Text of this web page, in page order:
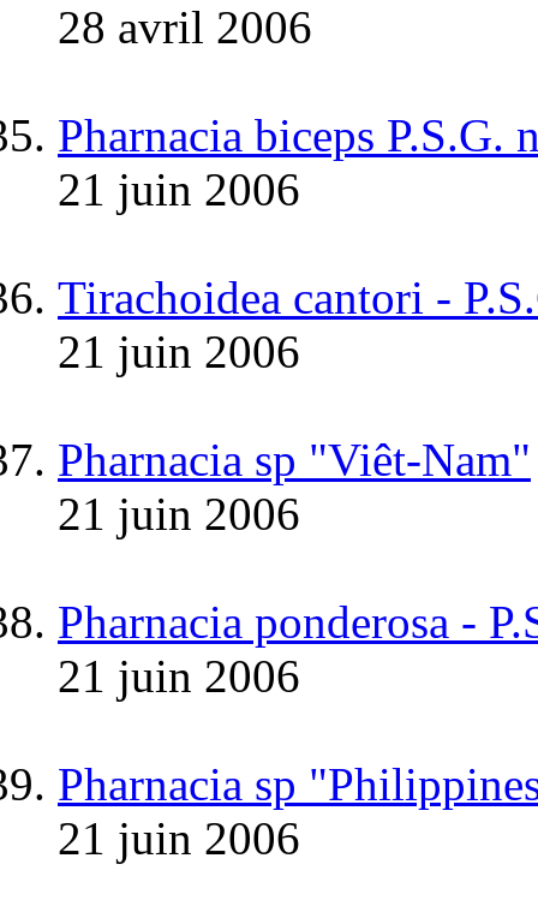
28 avril 2006
Pharnacia biceps P.S.G.
21 juin 2006
Tirachoidea cantori -
21 juin 2006
Pharnacia sp "Viêt-Nam"
21 juin 2006
Pharnacia ponderosa -
21 juin 2006
Pharnacia sp
21 juin 2006